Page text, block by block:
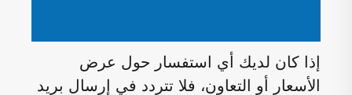
إذا كان لديك أي استفسار حول عرض
الأسعار أو التعاون، فلا تتردد في إرسال بريد